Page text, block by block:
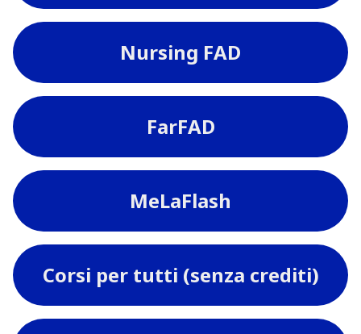
Nursing FAD
FarFAD
MeLaFlash
Corsi per tutti (senza crediti)